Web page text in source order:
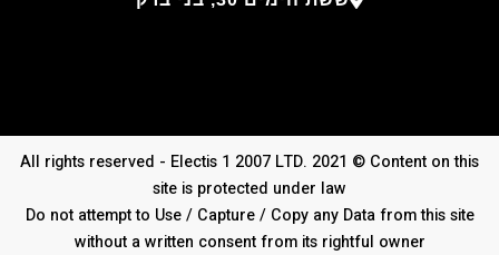
All rights reserved - Electis 1 2007 LTD. 2021 © Content on this
site is protected under law
Do not attempt to Use / Capture / Copy any Data from this site
without a written consent from its rightful owner